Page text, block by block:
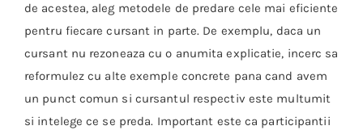
de acestea, aleg metodele de predare cele mai eficiente
pentru fiecare cursant in parte. De exemplu, daca un
cursant nu rezoneaza cu o anumita explicatie, incerc sa
reformulez cu alte exemple concrete pana cand avem
un punct comun si cursantul respectiv este multumit
si intelege ce se preda. Important este ca participantii